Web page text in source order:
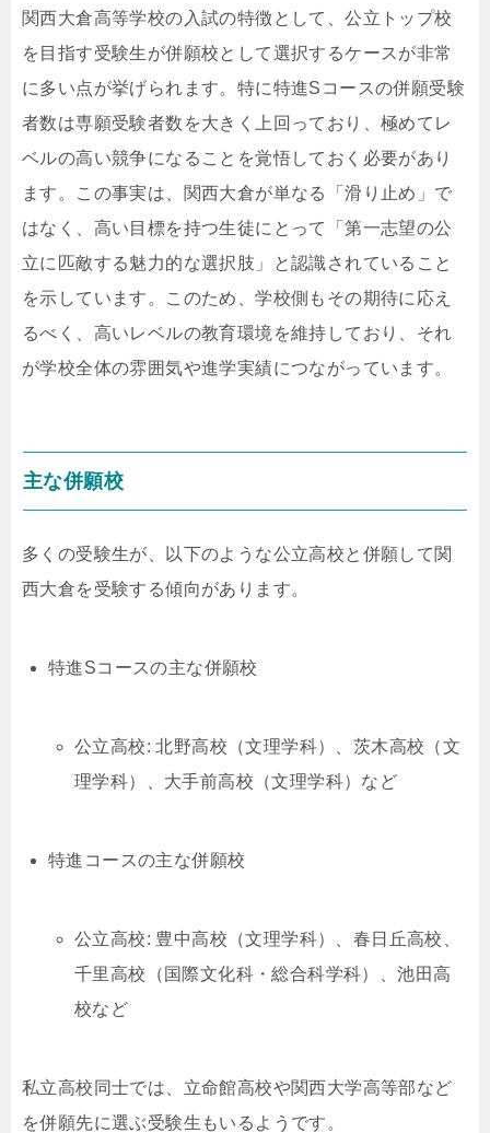
関西大倉高等学校の入試の特徴として、公立トップ校
を目指す受験生が併願校として選択するケースが非常
に多い点が挙げられます。特に特進Sコースの併願受験
者数は専願受験者数を大きく上回っており、極めてレ
ベルの高い競争になることを覚悟しておく必要があり
ます。この事実は、関西大倉が単なる「滑り止め」で
はなく、高い目標を持つ生徒にとって「第一志望の公
立に匹敵する魅力的な選択肢」と認識されていること
を示しています。このため、学校側もその期待に応え
るべく、高いレベルの教育環境を維持しており、それ
が学校全体の雰囲気や進学実績につながっています。
主な併願校
多くの受験生が、以下のような公立高校と併願して関
西大倉を受験する傾向があります。
特進Sコースの主な併願校
公立高校: 北野高校（文理学科）、茨木高校（文
理学科）、大手前高校（文理学科）など
特進コースの主な併願校
公立高校: 豊中高校（文理学科）、春日丘高校、
千里高校（国際文化科・総合科学科）、池田高
校など
私立高校同士では、立命館高校や関西大学高等部など
を併願先に選ぶ受験生もいるようです。